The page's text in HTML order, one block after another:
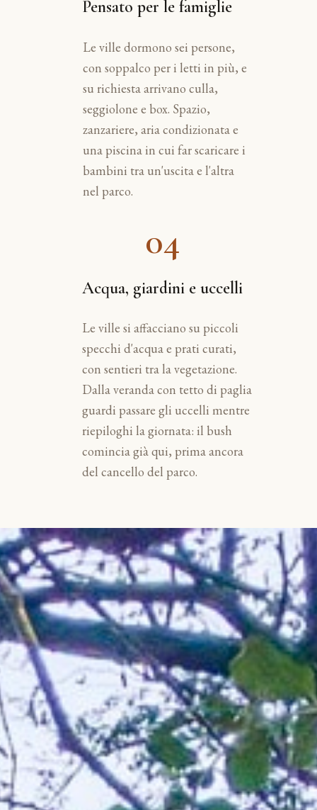
Pensato per le famiglie
Le ville dormono sei persone,
con soppalco per i letti in più, e
su richiesta arrivano culla,
seggiolone e box. Spazio,
zanzariere, aria condizionata e
una piscina in cui far scaricare i
bambini tra un'uscita e l'altra
nel parco.
04
Acqua, giardini e uccelli
Le ville si affacciano su piccoli
specchi d'acqua e prati curati,
con sentieri tra la vegetazione.
Dalla veranda con tetto di paglia
guardi passare gli uccelli mentre
riepiloghi la giornata: il bush
comincia già qui, prima ancora
del cancello del parco.